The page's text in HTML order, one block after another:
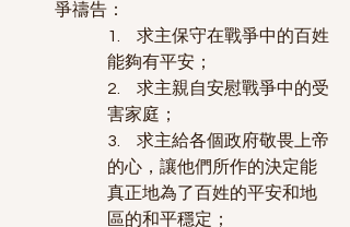
爭禱告：
1.     求主保守在戰爭中的百姓
能夠有平安；
2.     求主親自安慰戰爭中的受
害家庭；
3.     求主給各個政府敬畏上帝
的心，讓他們所作的決定能
真正地為了百姓的平安和地
區的和平穩定；